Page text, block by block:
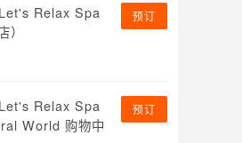
Relax Spa
预订
Relax Spa
World 购物中
预订